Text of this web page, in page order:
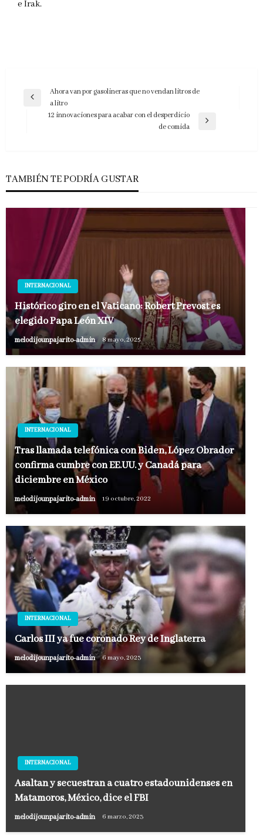
e Irak.
Navegación
Entrada
anterior
Ahora van por gasolineras que no vendan litros de
a litro
12 innovaciones para acabar con el desperdicio
de comida
TAMBIÉN TE PODRÍA GUSTAR
INTERNACIONAL
Histórico giro en el Vaticano: Robert Prevost es
elegido Papa León XIV
melodijounpajarito-admin 8 mayo, 2025
INTERNACIONAL
Tras llamada telefónica con Biden, López Obrador
confirma cumbre con EE.UU. y Canadá para
diciembre en México
melodijounpajarito-admin 19 octubre, 2022
INTERNACIONAL
Carlos III ya fue coronado Rey de Inglaterra
melodijounpajarito-admin 6 mayo, 2023
INTERNACIONAL
Asaltan y secuestran a cuatro estadounidenses en
Matamoros, México, dice el FBI
melodijounpajarito-admin 6 marzo, 2023